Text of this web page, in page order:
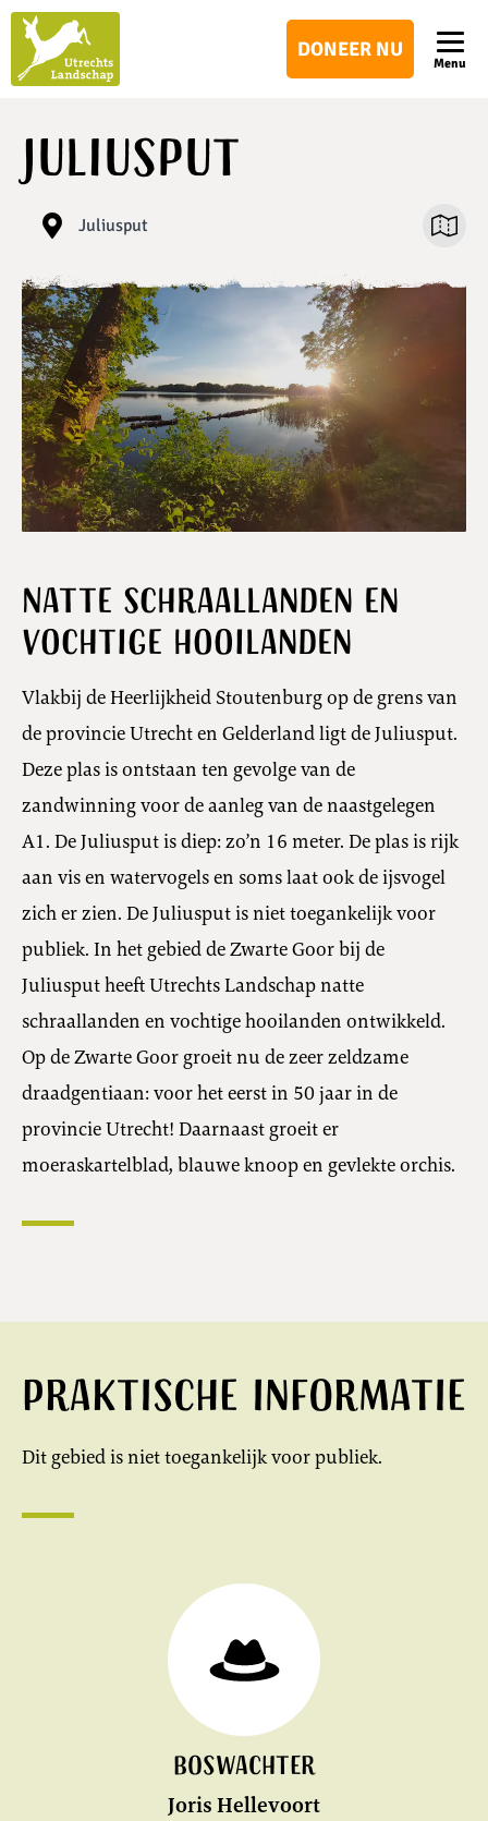
DONEER NU
Menu
Juliusput
Juliusput Open
Natte schraallanden en
vochtige hooilanden
Vlakbij de Heerlijkheid Stoutenburg op de grens van
de provincie Utrecht en Gelderland ligt de Juliusput.
Deze plas is ontstaan ten gevolge van de
zandwinning voor de aanleg van de naastgelegen
A1. De Juliusput is diep: zo’n 16 meter. De plas is rijk
aan vis en watervogels en soms laat ook de ijsvogel
zich er zien. De Juliusput is niet toegankelijk voor
publiek. In het gebied de Zwarte Goor bij de
Juliusput heeft Utrechts Landschap natte
schraallanden en vochtige hooilanden ontwikkeld.
Op de Zwarte Goor groeit nu de zeer zeldzame
draadgentiaan: voor het eerst in 50 jaar in de
provincie Utrecht! Daarnaast groeit er
moeraskartelblad, blauwe knoop en gevlekte orchis.
Praktische informatie
Dit gebied is niet toegankelijk voor publiek.
Boswachter
Joris Hellevoort